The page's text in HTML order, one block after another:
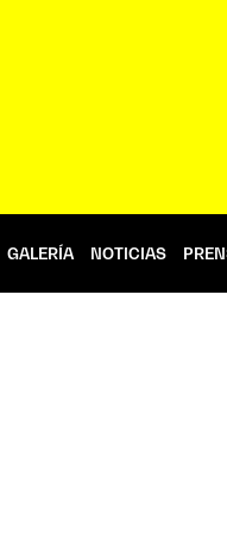
GALERÍA NOTICIAS